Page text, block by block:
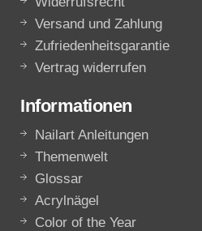
Versand und Zahlung
Zufriedenheitsgarantie
Vertrag widerrufen
Informationen
Nailart Anleitungen
Themenwelt
Glossar
Acrylnägel
Color of the Year